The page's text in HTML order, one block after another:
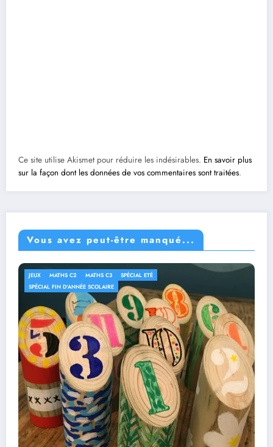
Ce site utilise Akismet pour réduire les indésirables. En savoir plus
sur la façon dont les données de vos commentaires sont traitées.
Vous avez peut-être manqué...
JEUX MATHS C2 MATHS C3
SPÉCIAL ETÉ
SPÉCIAL FIN D'ANNÉE SCOLAIRE